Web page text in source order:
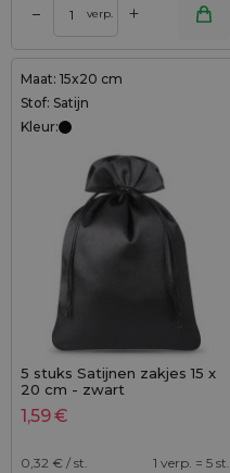
– verp. +
Maat: 15x20 cm
Stof: Satijn
Kleur:
5 stuks Satijnen zakjes 15 x
20 cm - zwart
1,59€
0,32 € / st. 1 verp. = 5 st.